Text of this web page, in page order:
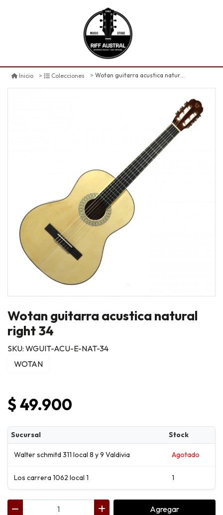
Inicio Colecciones Wotan guitarra acustica natural right 34
Wotan guitarra acustica natural
right 34
SKU: WGUIT-ACU-E-NAT-34
WOTAN
$ 49.900
Sucursal Stock
Walter schmitd 311 local 8 y 9 Valdivia Agotado
Los carrera 1062 local 1 1
Agregar